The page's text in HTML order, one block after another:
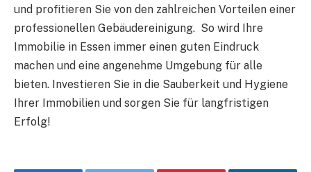
und profitieren Sie von den zahlreichen Vorteilen einer
professionellen Gebäudereinigung. So wird Ihre
Immobilie in Essen immer einen guten Eindruck
machen und eine angenehme Umgebung für alle
bieten. Investieren Sie in die Sauberkeit und Hygiene
Ihrer Immobilien und sorgen Sie für langfristigen
Erfolg!